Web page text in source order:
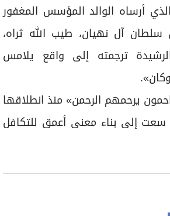
أرساه الوالد المؤسس المغفور
سلطان آل نهيان، طيب الله ثراه،
ترجمته إلى واقع يلامس
يرحمهم الرحمن» منذ انطلاقها
2022، بل سعت إلى بناء معنى أعمق للتكافل